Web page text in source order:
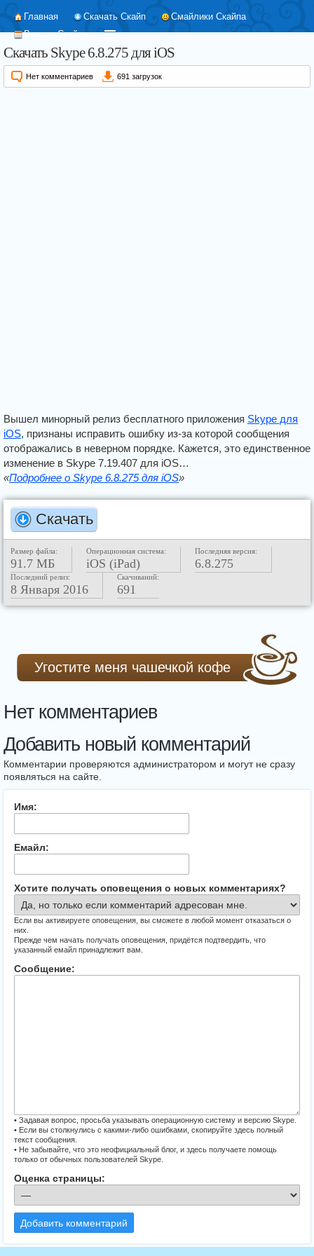
Главная Скачать Скайп
Смайлики Скайпа
Версии Скайпа
Скачать Skype 6.8.275 для iOS
Нет комментариев 691 загрузок
Вышел минорный релиз бесплатного приложения Skype для
iOS, признаны исправить ошибку из-за которой сообщения
отображались в неверном порядке. Кажется, это единственное
изменение в Skype 7.19.407 для iOS…
«Подробнее о Skype 6.8.275 для iOS»
Скачать
Размер файла:
91.7 МБ
Операционная система:
iOS (iPad)
Последняя версия:
6.8.275
Последний релиз:
8 Января 2016
Скачиваний:
691
Угостите меня чашечкой кофе
Нет комментариев
Добавить новый комментарий
Комментарии проверяются администратором и могут не сразу
появляться на сайте.
Имя:
Емайл:
Хотите получать оповещения о новых комментариях?
Если вы активируете оповещения, вы сможете в любой момент отказаться о
них.
Прежде чем начать получать оповещения, придётся подтвердить, что
указанный емайл принадлежит вам.
Сообщение:
• Задавая вопрос, просьба указывать операционную систему и версию Skype.
• Если вы столкнулись с какими-либо ошибками, скопируйте здесь полный
текст сообщения.
• Не забывайте, что это неофициальный блог, и здесь получаете помощь
только от обычных пользователей Skype.
Оценка страницы:
Добавить комментарий